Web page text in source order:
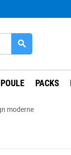
search
PACKS
moderne